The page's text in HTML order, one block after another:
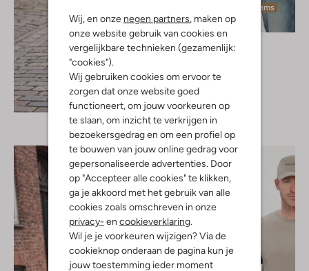
Wij, en onze negen partners, maken op
onze website gebruik van cookies en
vergelijkbare technieken (gezamenlijk:
"cookies").
Wij gebruiken cookies om ervoor te
zorgen dat onze website goed
functioneert, om jouw voorkeuren op
te slaan, om inzicht te verkrijgen in
bezoekersgedrag en om een profiel op
te bouwen van jouw online gedrag voor
gepersonaliseerde advertenties. Door
op "Accepteer alle cookies" te klikken,
ga je akkoord met het gebruik van alle
cookies zoals omschreven in onze
privacy- en cookieverklaring.
Wil je je voorkeuren wijzigen? Via de
cookieknop onderaan de pagina kun je
jouw toestemming ieder moment
Ontdek de look
Laatste items
Cast Iron
T-shirt